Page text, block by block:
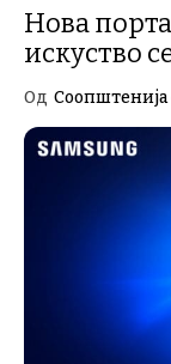
Нова
искуство
Од